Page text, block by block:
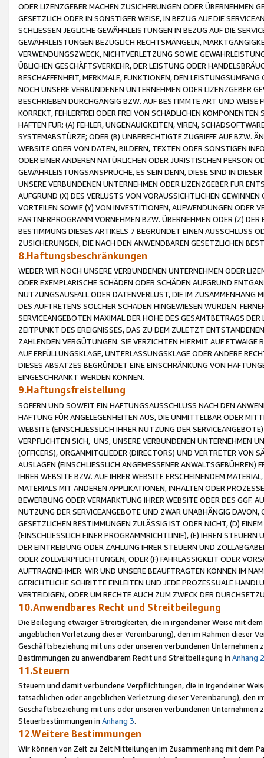
ODER LIZENZGEBER MACHEN ZUSICHERUNGEN ODER ÜBERNEHMEN
GESETZLICH ODER IN SONSTIGER WEISE, IN BEZUG AUF DIE
SCHLIESSEN JEGLICHE GEWÄHRLEISTUNGEN IN BEZUG AUF DIE
GEWÄHRLEISTUNGEN BEZÜGLICH RECHTSMÄNGELN,
VERWENDUNGSZWECK, NICHTVERLETZUNG SOWIE
ÜBLICHEN GESCHÄFTSVERKEHR, DER LEISTUNG ODER
BESCHAFFENHEIT, MERKMALE, FUNKTIONEN, DEN
NOCH UNSERE VERBUNDENEN UNTERNEHMEN ODER LIZENZGEBER
BESCHRIEBEN DURCHGÄNGIG BZW. AUF BESTIMMTE ART UND
KORREKT, FEHLERFREI ODER FREI VON SCHÄDLICHEN
HAFTEN FÜR: (A) FEHLER, UNGENAUIGKEITEN, VIREN,
SYSTEMABSTÜRZE; ODER (B) UNBERECHTIGTE ZUGRIFFE AUF BZW.
WEBSITE ODER VON DATEN, BILDERN, TEXTEN ODER SONSTIGEN
ODER EINER ANDEREN NATÜRLICHEN ODER JURISTISCHEN PERSON
GEWÄHRLEISTUNGSANSPRÜCHE, ES SEIN DENN, DIESE SIND IN
UNSERE VERBUNDENEN UNTERNEHMEN ODER LIZENZGEBER FÜR
AUFGRUND (X) DES VERLUSTS VON VORAUSSICHTLICHEN
VORTEILEN SOWIE (Y) VON INVESTITIONEN, AUFWENDUNGEN ODER
PARTNERPROGRAMM VORNEHMEN BZW. ÜBERNEHMEN ODER (Z)
BESTIMMUNG DIESES ARTIKELS 7 BEGRÜNDET EINEN AUSSCHLUSS
ZUSICHERUNGEN, DIE NACH DEN ANWENDBAREN GESETZLICHEN
8.Haftungsbeschränkungen
WEDER WIR NOCH UNSERE VERBUNDENEN UNTERNEHMEN ODER
ODER EXEMPLARISCHE SCHÄDEN ODER SCHÄDEN AUFGRUND
NUTZUNGSAUSFALL ODER DATENVERLUST, DIE IM ZUSAMMENHANG
DES AUFTRETENS SOLCHER SCHÄDEN HINGEWIESEN WURDEN.
SERVICEANGEBOTEN MAXIMAL DER HÖHE DES GESAMTBETRAGS
ZEITPUNKT DES EREIGNISSES, DAS ZU DEM ZULETZT
ZAHLENDEN VERGÜTUNGEN. SIE VERZICHTEN HIERMIT AUF
AUF ERFÜLLUNGSKLAGE, UNTERLASSUNGSKLAGE ODER ANDERE
DIESES ABSATZES BEGRÜNDET EINE EINSCHRÄNKUNG VON
EINGESCHRÄNKT WERDEN KÖNNEN.
9.Haftungsfreistellung
SOFERN UND SOWEIT EIN HAFTUNGSAUSSCHLUSS NACH DEN
HAFTUNG FÜR ANGELEGENHEITEN AUS, DIE UNMITTELBAR ODER
WEBSITE (EINSCHLIESSLICH IHRER NUTZUNG DER
VERPFLICHTEN SICH, UNS, UNSERE VERBUNDENEN UNTERNEHMEN
(OFFICERS), ORGANMITGLIEDER (DIRECTORS) UND VERTRETER VON
AUSLAGEN (EINSCHLIESSLICH ANGEMESSENER
IHRER WEBSITE BZW. AUF IHRER WEBSITE ERSCHEINENDEM
MATERIALS MIT ANDEREN APPLIKATIONEN, INHALTEN ODER
BEWERBUNG ODER VERMARKTUNG IHRER WEBSITE ODER DES GGF.
NUTZUNG DER SERVICEANGEBOTE UND ZWAR UNABHÄNGIG
GESETZLICHEN BESTIMMUNGEN ZULÄSSIG IST ODER NICHT, (D)
(EINSCHLIESSLICH EINER PROGRAMMRICHTLINIE), (E) IHREN
DER EINTREIBUNG ODER ZAHLUNG IHRER STEUERN UND
ODER ZOLLVERPFLICHTUNGEN, ODER (F) FAHRLÄSSIGKEIT ODER
AUFTRAGNEHMER. WIR UND UNSERE BEAUFTRAGTEN KÖNNEN IM
GERICHTLICHE SCHRITTE EINLEITEN UND JEDE PROZESSUALE
VERTEIDIGEN, ODER UM RECHTE AUCH ZUM ZWECK DER
10.Anwendbares Recht und Streitbeilegung
Die Beilegung etwaiger Streitigkeiten, die in irgendeiner Weise mit
angeblichen Verletzung dieser Vereinbarung), den im Rahmen dieser
Geschäftsbeziehung mit uns oder unseren verbundenen
Bestimmungen zu anwendbarem Recht und Streitbeilegung in Anhang 2
11.Steuern
Steuern und damit verbundene Verpflichtungen, die in irgendeiner
tatsächlichen oder angeblichen Verletzung dieser Vereinbarung), den
Geschäftsbeziehung mit uns oder unseren verbundenen
Steuerbestimmungen in Anhang 3.
12.Weitere Bestimmungen
Wir können von Zeit zu Zeit Mitteilungen im Zusammenhang mit dem